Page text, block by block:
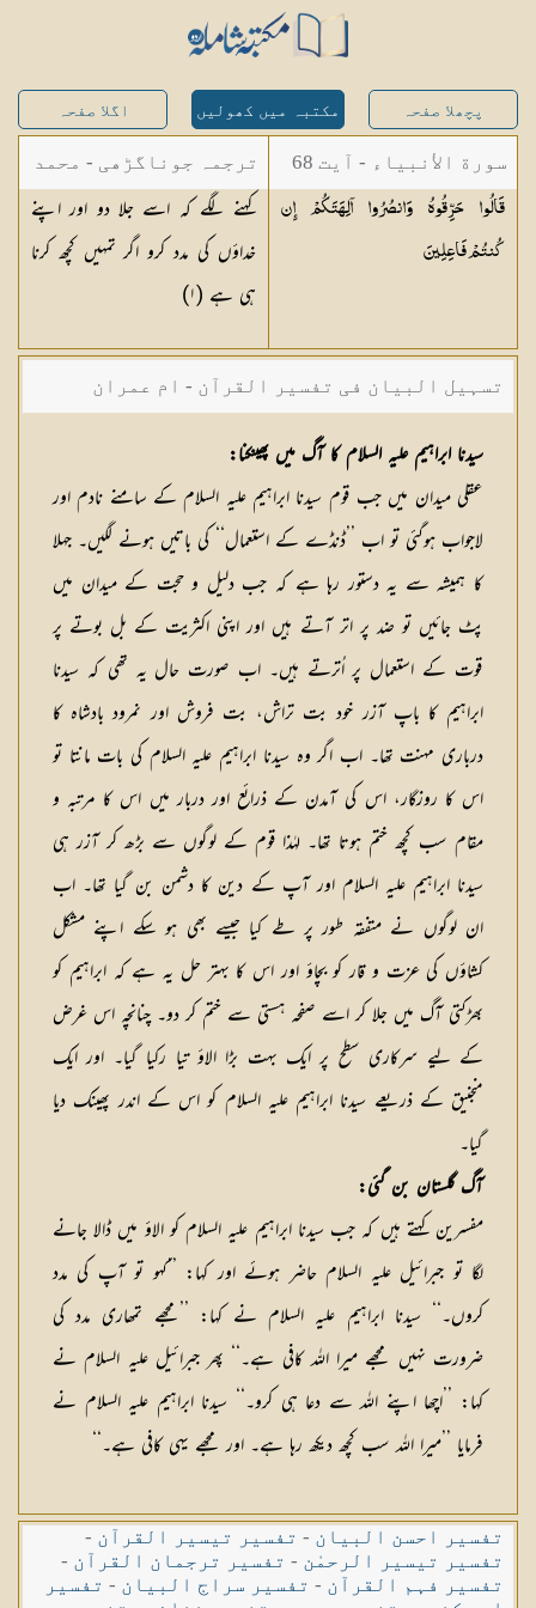
پچھلا صفحہ مکتبہ میں کھولیں اگلا صفحہ
سورة الأنبياء - آیت 68
قَالُوا حَرِّقُوهُ وَانصُرُوا آلِهَتَكُمْ إِن
كُنتُمْفَاعِلِينَ
ترجمہ جوناگڑھی - محمد
جونا گڑھی
کہنے لگے کہ اسے جلا دو اور اپنے
خداؤں کی مدد کرو اگر تمہیں کچھ کرنا
ہی ہے (١)
تسہیل البیان فی تفسیر القرآن - ام عمران
شکیلہ بنت میاں فضل حسین
سیدنا ابراہیم علیہ السلام کا آگ میں پھینکنا:
عقلی میدان میں جب قوم سیدنا ابراہیم علیہ السلام کے سامنے نادم اور
لاجواب ہوگئی تو اب ’’ڈنڈے کے استعمال‘‘ کی باتیں ہونے لگیں۔ جہلا
کا ہمیشہ سے یہ دستور رہا ہے کہ جب دلیل و حجت کے میدان میں
پٹ جائیں تو ضد پر اتر آتے ہیں اور اپنی اکثریت کے بل بوتے پر
قوت کے استعمال پر اُترتے ہیں۔ اب صورت حال یہ تھی کہ سیدنا
ابراہیم کا باپ آزر خود بت تراش، بت فروش اور نمرود بادشاہ کا
درباری مہنت تھا۔ اب اگر وہ سیدنا ابراہیم علیہ السلام کی بات مانتا تو
اس کا روزگار، اس کی آمدن کے ذرائع اور دربار میں اس کا مرتبہ و
مقام سب کچھ ختم ہوتا تھا۔ لہٰذا قوم کے لوگوں سے بڑھ کر آزر ہی
سیدنا ابراہیم علیہ السلام اور آپ کے دین کا دشمن بن گیا تھا۔ اب
ان لوگوں نے متفقہ طور پر طے کیا جیسے بھی ہو سکے اپنے مشکل
کشاؤں کی عزت و قار کو بچاؤ اور اس کا بہتر حل یہ ہے کہ ابراہیم کو
بھڑکتی آگ میں جلا کر اسے صفحہ ہستی سے ختم کر دو۔ چنانچہ اس غرض
کے لیے سرکاری سطح پر ایک بہت بڑا الاؤ تیا رکیا گیا۔ اور ایک
منجنیق کے ذریعے سیدنا ابراہیم علیہ السلام کو اس کے اندر پھینک دیا
گیا۔
آگ گلستان بن گئی:
مفسرین کہتے ہیں کہ جب سیدنا ابراہیم علیہ السلام کو الاؤ میں ڈالا جانے
لگا تو جبرائیل علیہ السلام حاضر ہوئے اور کہا: ’’کہو تو آپ کی مدد
کروں۔‘‘ سیدنا ابراہیم علیہ السلام نے کہا: ’’مجھے تمھاری مدد کی
ضرورت نہیں مجھے میرا اللہ کافی ہے۔‘‘ پھر جبرائیل علیہ السلام نے
کہا: ’’اچھا اپنے اللہ سے دعا ہی کرو۔‘‘ سیدنا ابراہیم علیہ السلام نے
فرمایا ’’میرا اللہ سب کچھ دیکھ رہا ہے۔ اور مجھے یہی کافی ہے۔‘‘
تفسیر احسن البیان - تفسیر تیسیر القرآن -
تفسیر تیسیر الرحمٰن - تفسیر ترجمان القرآن -
تفسیر فہم القرآن - تفسیر سراج البیان - تفسیر